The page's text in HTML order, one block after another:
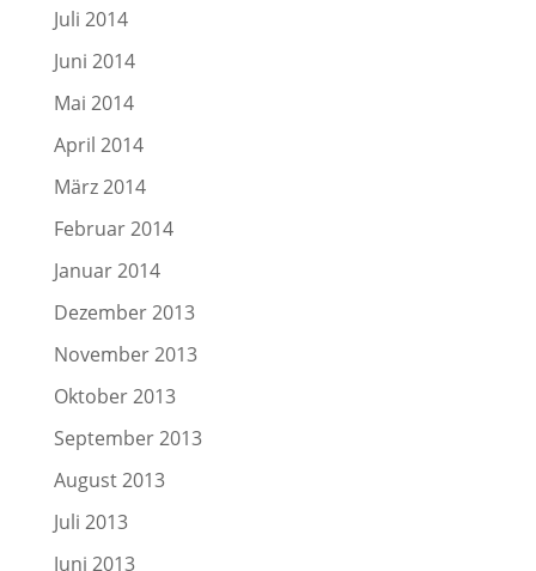
Juli 2014
Juni 2014
Mai 2014
April 2014
März 2014
Februar 2014
Januar 2014
Dezember 2013
November 2013
Oktober 2013
September 2013
August 2013
Juli 2013
Juni 2013